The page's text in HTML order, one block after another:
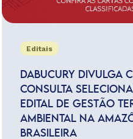
Editais
DABUCURY DIVULGA
CONSULTA
EDITAL DE GESTÃO
AMBIENTAL NA
BRASILEIRA